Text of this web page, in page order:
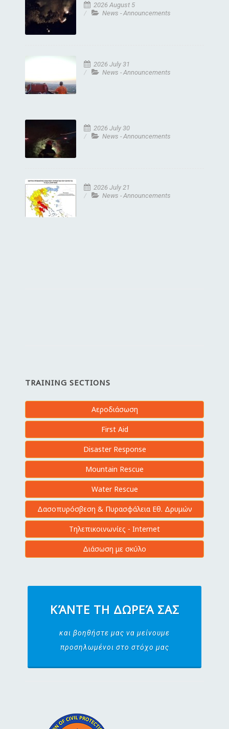
2026 August 5
News - Announcements
2026 July 31
News - Announcements
2026 July 30
News - Announcements
2026 July 21
News - Announcements
TRAINING SECTIONS
Αεροδιάσωση
First Aid
Disaster Response
Mountain Rescue
Water Rescue
Δασοπυρόσβεση & Πυρασφάλεια Εθ. Δρυμών
Τηλεπικοινωνίες - Internet
Διάσωση με σκύλο
ΚΆΝΤΕ ΤΗ ΔΩΡΕΆ ΣΑΣ
και βοηθήστε μας να μείνουμε
προσηλωμένοι στο στόχο μας